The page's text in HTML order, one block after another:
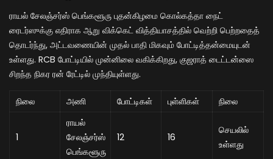
ராயல் சேலஞ்சர்ஸ் பெங்களூரு புதன்கிழமை கொல்கத்தா நைட்
ரைடர்ஸுக்கு எதிராக ஆறு விக்கெட் வித்தியாசத்தில் வெற்றி பெற்றதைத்
தொடர்ந்து, அட்டவணையின் முதல் பாதி மிகவும் போட்டித்தன்மையுடன்
உள்ளது. RCB போட்டியில் முன்னிலை வகிக்கிறது, குஜராத் டைட்டன்ஸை
சிறந்த நிகர ரன் ரேட்டில் முந்தியுள்ளது.
நிலை அணி போட்டிகள் புள்ளிகள் நிலை
1
ராயல்
சேலஞ்சர்ஸ்
பெங்களூரு
12 16
செயலில்
உள்ளது